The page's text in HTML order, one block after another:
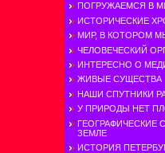
ПОГРУЖАЕМСЯ В
ИСТОРИЧЕСКИЕ
МИР, В КОТОРОМ
ЧЕЛОВЕЧЕСКИЙ
ИНТЕРЕСНО О
ЖИВЫЕ СУЩЕСТВА
НАШИ СПУТНИКИ
У ПРИРОДЫ НЕТ
ГЕОГРАФИЧЕСКИЕ
ЗЕМЛЕ
ИСТОРИЯ